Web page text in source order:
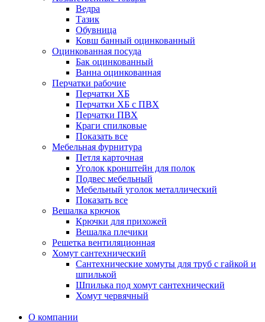
Ведра
Тазик
Обувница
Ковш банный оцинкованный
Оцинкованная посуда
Бак оцинкованный
Ванна оцинкованная
Перчатки рабочие
Перчатки ХБ
Перчатки ХБ с ПВХ
Перчатки ПВХ
Краги спилковые
Показать все
Мебельная фурнитура
Петля карточная
Уголок кронштейн для полок
Подвес мебельный
Мебельный уголок металлический
Показать все
Вешалка крючок
Крючки для прихожей
Вешалка плечики
Решетка вентиляционная
Хомут сантехнический
Сантехнические хомуты для труб с гайкой и
шпилькой
Шпилька под хомут сантехнический
Хомут червячный
О компании